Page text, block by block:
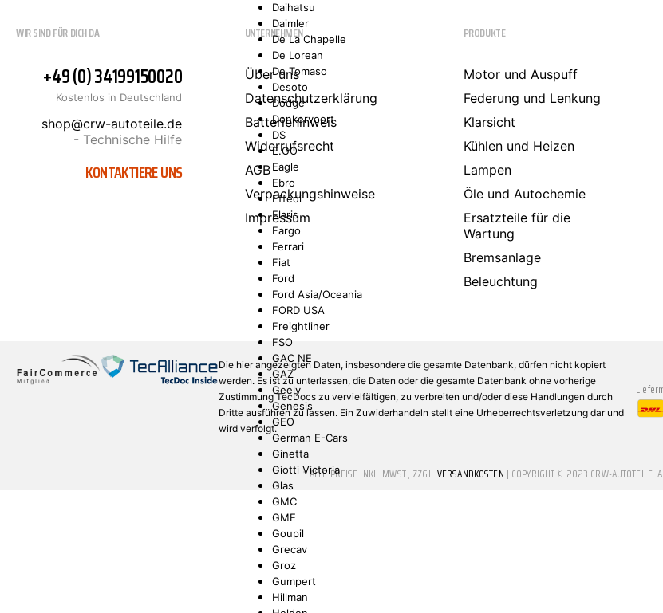
Daihatsu
Daimler
De La Chapelle
De Lorean
De Tomaso
Desoto
Dodge
Donkervoort
DS
E.GO
Eagle
Ebro
Effedi
Elaris
Fargo
Ferrari
Fiat
Ford
Ford Asia/Oceania
FORD USA
Freightliner
FSO
GAC NE
GAZ
Geely
Genesis
GEO
German E-Cars
Ginetta
Giotti Victoria
Glas
GMC
GME
Goupil
Grecav
Groz
Gumpert
Hillman
WIR SIND FÜR DICH DA
+49 (0) 34199150020
Kostenlos in Deutschland
shop@crw-autoteile.de
- Technische Hilfe
KONTAKTIERE UNS
UNTERNEHMEN
Über uns
Datenschutzerklärung
Batteriehinweis
Widerrufsrecht
AGB
Verpackungshinweise
Impressum
PRODUKTE
Motor und Auspuff
Federung und Lenkung
Klarsicht
Kühlen und Heizen
Lampen
Öle und Autochemie
Ersatzteile für die
Wartung
Bremsanlage
Beleuchtung
Die hier angezeigten Daten, insbesondere die gesamte Datenbank, dürfen nicht kopiert
werden. Es ist zu unterlassen, die Daten oder die gesamte Datenbank ohne vorherige
Zustimmung TecDocs zu vervielfältigen, zu verbreiten und/oder diese Handlungen durch
Dritte ausführen zu lassen. Ein Zuwiderhandeln stellt eine Urheberrechtsverletzung dar und
wird verfolgt.
* ALLE PREISE INKL. MWST., ZZGL.VERSANDKOSTEN | COPYRIGHT © 2023 CRW-AUTOTEILE.